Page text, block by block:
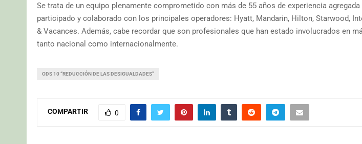
Se trata de un equipo plenamente comprometido con más de 55 años de experiencia
participado y colaborado con los principales operadores: Hyatt, Mandarin, Hilton, Starwood,
& Vacances. Además, cabe recordar que son profesionales que han estado involucrados en
tanto nacional como internacionalmente.
ODS 10 “REDUCCIÓN DE LAS DESIGUALDADES”
COMPARTIR 0